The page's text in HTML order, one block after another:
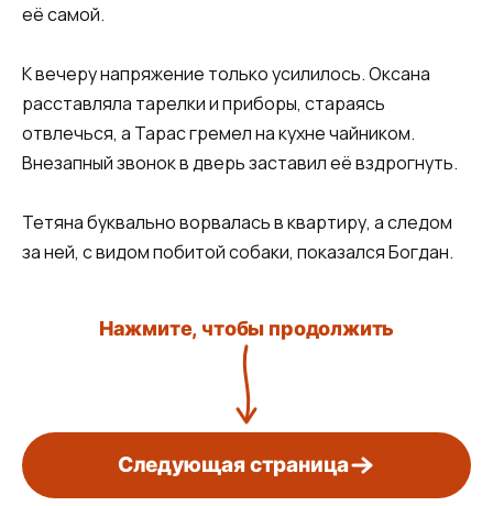
её самой.
К вечеру напряжение только усилилось. Оксана
расставляла тарелки и приборы, стараясь
отвлечься, а Тарас гремел на кухне чайником.
Внезапный звонок в дверь заставил её вздрогнуть.
Тетяна буквально ворвалась в квартиру, а следом
за ней, с видом побитой собаки, показался Богдан.
Нажмите, чтобы продолжить
Следующая страница